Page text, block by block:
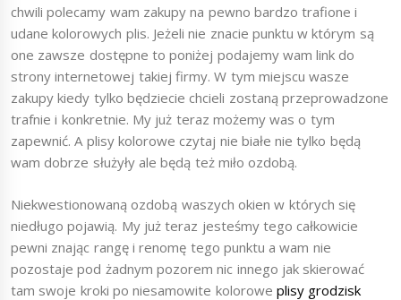
chwili polecamy wam zakupy na pewno bardzo trafione i
udane kolorowych plis. Jeżeli nie znacie punktu w którym są
one zawsze dostępne to poniżej podajemy wam link do
strony internetowej takiej firmy. W tym miejscu wasze
zakupy kiedy tylko będziecie chcieli zostaną przeprowadzone
trafnie i konkretnie. My już teraz możemy was o tym
zapewnić. A plisy kolorowe czytaj nie białe nie tylko będą
wam dobrze służyły ale będą też miło ozdobą.
Niekwestionowaną ozdobą waszych okien w których się
niedługo pojawią. My już teraz jesteśmy tego całkowicie
pewni znając rangę i renomę tego punktu a wam nie
pozostaje pod żadnym pozorem nic innego jak skierować
tam swoje kroki po niesamowite kolorowe plisy grodzisk